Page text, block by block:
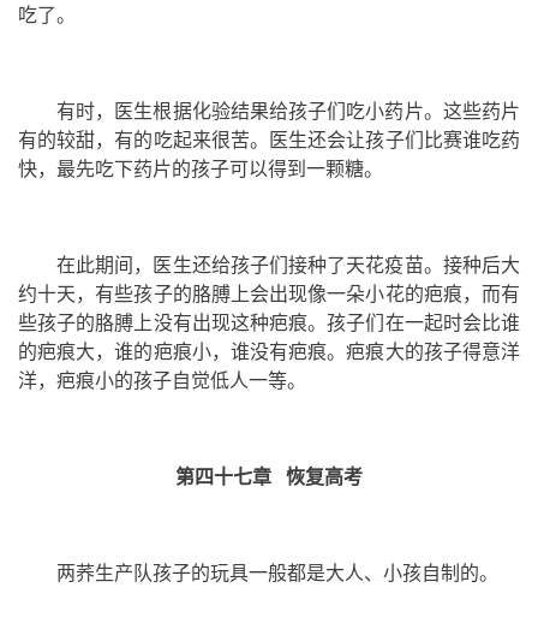
吃了。
有时，医生根据化验结果给孩子们吃小药片。这些药片
有的较甜，有的吃起来很苦。医生还会让孩子们比赛谁吃药
快，最先吃下药片的孩子可以得到一颗糖。
在此期间，医生还给孩子们接种了天花疫苗。接种后大
约十天，有些孩子的胳膊上会出现像一朵小花的疤痕，而有
些孩子的胳膊上没有出现这种疤痕。孩子们在一起时会比谁
的疤痕大，谁的疤痕小，谁没有疤痕。疤痕大的孩子得意洋
洋，疤痕小的孩子自觉低人一等。
第四十七章 恢复高考
两荞生产队孩子的玩具一般都是大人、小孩自制的。